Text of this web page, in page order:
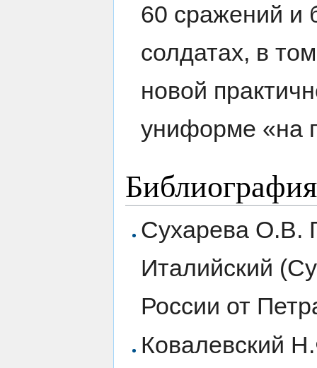
60 сражений и
солдатах, в
новой
униформе «на
Библиография
Сухарева О.В.
Италийский
России от
Ковалевский